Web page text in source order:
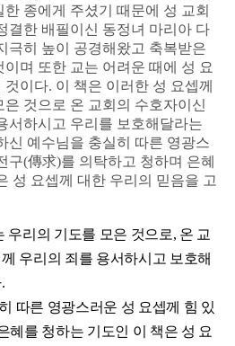
종에게 주셨기 때문에 성 교회
결한 배필이신 동정녀 마리아 다
극히 높이 공경해왔고 축복받은
며 또한 교는 어려운 때에 성 요
이다. 이 책은 이러한 성 요셉께
것으로 온 교회의 수호자이신
서하시고 우리를 보호해달라는
신 예수님을 충실히 따른 영광스
구(傳求)를 의탁하고 청하며 은혜
성 요셉께 대한 우리의 믿음을 고
우리의 기도를 모은 것으로, 온 교
우리의 죄를 용서하시고 보호해
따른 영광스러운 성 요셉께 힘 있
혜를 청하는 기도인 이 책은 성 요